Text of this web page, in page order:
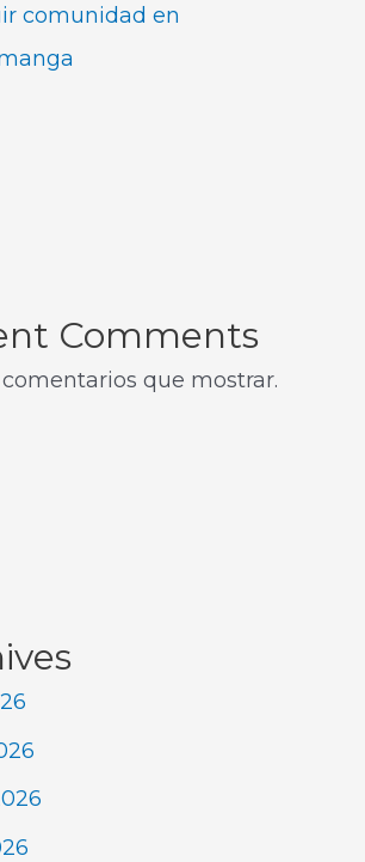
comunidad en
Comments
que mostrar.